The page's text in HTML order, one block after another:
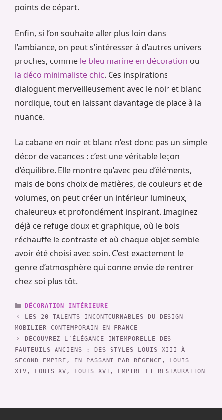
points de départ.
Enfin, si l’on souhaite aller plus loin dans
l’ambiance, on peut s’intéresser à d’autres univers
proches, comme le bleu marine en décoration ou
la déco minimaliste chic. Ces inspirations
dialoguent merveilleusement avec le noir et blanc
nordique, tout en laissant davantage de place à la
nuance.
La cabane en noir et blanc n’est donc pas un simple
décor de vacances : c’est une véritable leçon
d’équilibre. Elle montre qu’avec peu d’éléments,
mais de bons choix de matières, de couleurs et de
volumes, on peut créer un intérieur lumineux,
chaleureux et profondément inspirant. Imaginez
déjà ce refuge doux et graphique, où le bois
réchauffe le contraste et où chaque objet semble
avoir été choisi avec soin. C’est exactement le
genre d’atmosphère qui donne envie de rentrer
chez soi plus tôt.
CATÉGORIES
DÉCORATION INTÉRIEURE
LES 20 TALENTS INCONTOURNABLES DU DESIGN
MOBILIER CONTEMPORAIN EN FRANCE
DÉCOUVREZ L’ÉLÉGANCE INTEMPORELLE DES
FAUTEUILS ANCIENS : DES STYLES LOUIS XIII À
SECOND EMPIRE, EN PASSANT PAR RÉGENCE, LOUIS
XIV, LOUIS XV, LOUIS XVI, EMPIRE ET RESTAURATION